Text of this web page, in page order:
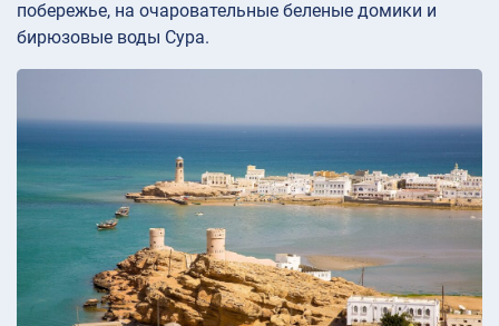
побережье, на очаровательные беленые домики и
бирюзовые воды Сура.